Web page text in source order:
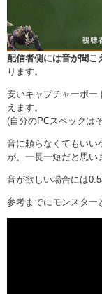
配信者側には音が聞こ
ります。
安いキャプチャーボー
えます。
(自分のPCスペックは
音に頼らなくてもいい
が、一長一短だと思い
音が欲しい場合には
参考までにモンスター